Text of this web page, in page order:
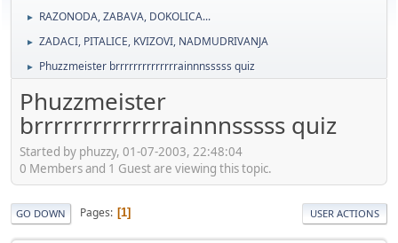
► RAZONODA, ZABAVA, DOKOLICA...
► ZADACI, PITALICE, KVIZOVI, NADMUDRIVANJA
► Phuzzmeister brrrrrrrrrrrrrrainnnsssss quiz
Phuzzmeister
brrrrrrrrrrrrrrainnnsssss quiz
Started by phuzzy, 01-07-2003, 22:48:04
0 Members and 1 Guest are viewing this topic.
GO DOWN Pages 1 USER ACTIONS